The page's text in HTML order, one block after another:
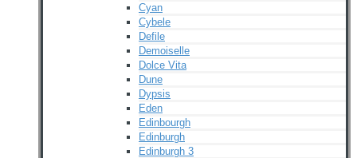
Cyan
Cybele
Defile
Demoiselle
Dolce Vita
Dune
Dypsis
Eden
Edinbourgh
Edinburgh
Edinburgh 3